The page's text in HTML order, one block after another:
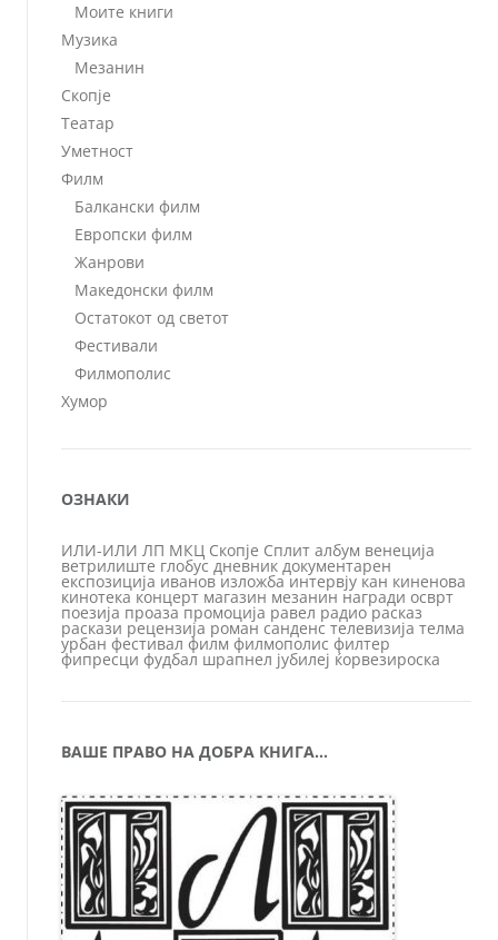
Моите книги
Музика
Мезанин
Скопје
Театар
Уметност
Филм
Балкански филм
Европски филм
Жанрови
Македонски филм
Остатокот од светот
Фестивали
Филмополис
Хумор
ОЗНАКИ
ИЛИ-ИЛИ ЛП МКЦ Скопје Сплит албум венеција
ветрилиште глобус дневник документарен
експозиција иванов изложба интервју кан киненова
кинотека концерт магазин мезанин награди осврт
поезија проаза промоција равел радио расказ
раскази рецензија роман санденс телевизија телма
урбан фестивал филм филмополис филтер
фипресци фудбал шрапнел јубилеј ќорвезироска
ВАШЕ ПРАВО НА ДОБРА КНИГА…